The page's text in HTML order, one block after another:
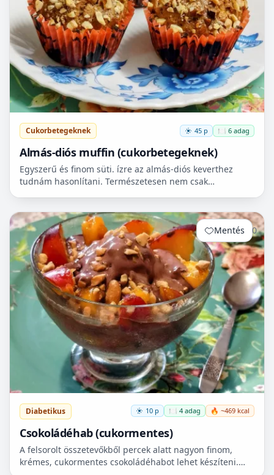
Cukorbetegeknek 45 p 🍽️ 6 adag
Almás-diós muffin (cukorbetegeknek)
Egyszerű és finom süti. ízre az almás-diós keverthez
tudnám hasonlítani. Természetesen nem csak
Mentés 0
Diabetikus 10 p 🍽️ 4 adag 🔥 ~469 kcal
Csokoládéhab (cukormentes)
A felsorolt összetevőkből percek alatt nagyon finom,
krémes, cukormentes csokoládéhabot lehet készíteni.